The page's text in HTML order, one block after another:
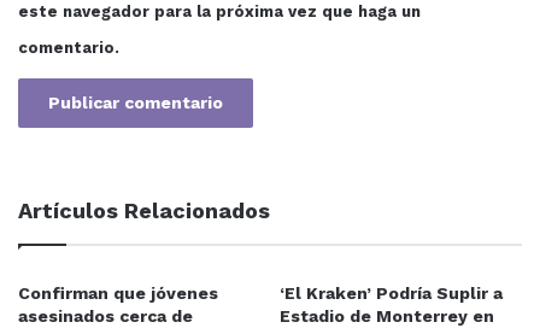
este navegador para la próxima vez que haga un
comentario.
Artículos Relacionados
Confirman que jóvenes
asesinados cerca de
‘El Kraken’ Podría Suplir a
Estadio de Monterrey en